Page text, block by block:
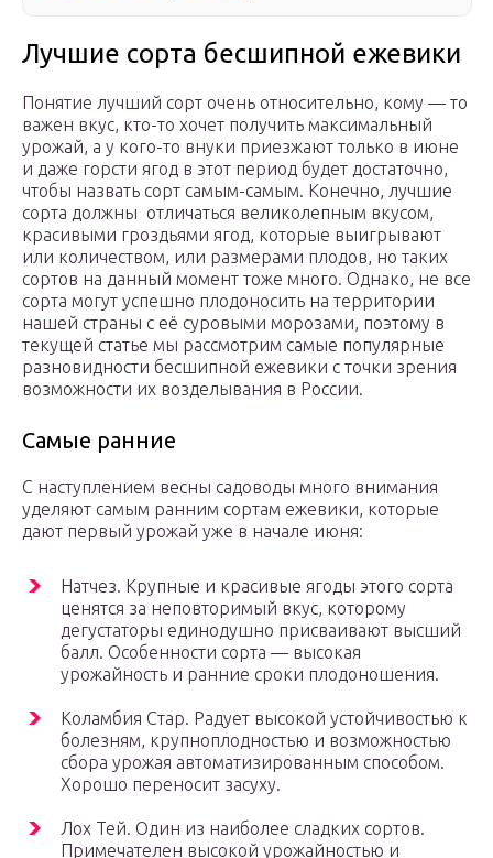
Лучшие сорта бесшипной ежевики
Понятие лучший сорт очень относительно, кому — то
важен вкус, кто-то хочет получить максимальный
урожай, а у кого-то внуки приезжают только в июне
и даже горсти ягод в этот период будет достаточно,
чтобы назвать сорт самым-самым. Конечно, лучшие
сорта должны отличаться великолепным вкусом,
красивыми гроздьями ягод, которые выигрывают
или количеством, или размерами плодов, но таких
сортов на данный момент тоже много. Однако, не все
сорта могут успешно плодоносить на территории
нашей страны с её суровыми морозами, поэтому в
текущей статье мы рассмотрим самые популярные
разновидности бесшипной ежевики с точки зрения
возможности их возделывания в России.
Самые ранние
С наступлением весны садоводы много внимания
уделяют самым ранним сортам ежевики, которые
дают первый урожай уже в начале июня:
Натчез. Крупные и красивые ягоды этого сорта
ценятся за неповторимый вкус, которому
дегустаторы единодушно присваивают высший
балл. Особенности сорта — высокая
урожайность и ранние сроки плодоношения.
Коламбия Cтар. Радует высокой устойчивостью к
болезням, крупноплодностью и возможностью
сбора урожая автоматизированным способом.
Хорошо переносит засуху.
Лох Тей. Один из наиболее сладких сортов.
Примечателен высокой урожайностью и